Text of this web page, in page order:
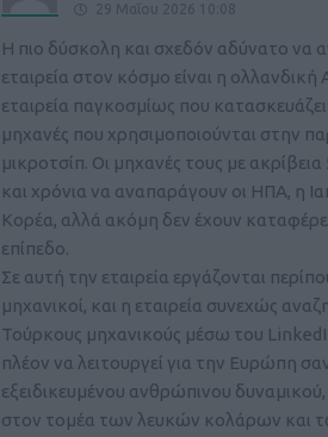
29 Μαΐου 2026 10:08
Η πιο δύσκολη και σχεδόν αδύνατο να
εταιρεία στον κόσμο είναι η ολλανδική
εταιρεία παγκοσμίως που κατασκευάζει
μηχανές που χρησιμοποιούνται στην
μικροτσίπ. Οι μηχανές τους με
και χρόνια να αναπαράγουν οι ΗΠΑ, η
Κορέα, αλλά ακόμη δεν έχουν
επίπεδο.
Σε αυτή την εταιρεία εργάζονται
μηχανικοί, και η εταιρεία συνεχώς
Τούρκους μηχανικούς μέσω του
πλέον να λειτουργεί για την Ευρώπη
εξειδικευμένου ανθρώπινου
στον τομέα των λευκών κολάρων και